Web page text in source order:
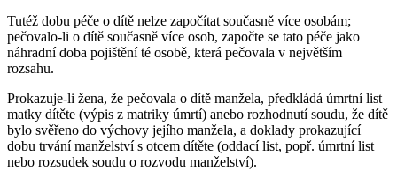
Tutéž dobu péče o dítě nelze započítat současně více osobám;
pečovalo-li o dítě současně více osob, započte se tato péče jako
náhradní doba pojištění té osobě, která pečovala v největším
rozsahu.
Prokazuje-li žena, že pečovala o dítě manžela, předkládá úmrtní list
matky dítěte (výpis z matriky úmrtí) anebo rozhodnutí soudu, že dítě
bylo svěřeno do výchovy jejího manžela, a doklady prokazující
dobu trvání manželství s otcem dítěte (oddací list, popř. úmrtní list
nebo rozsudek soudu o rozvodu manželství).